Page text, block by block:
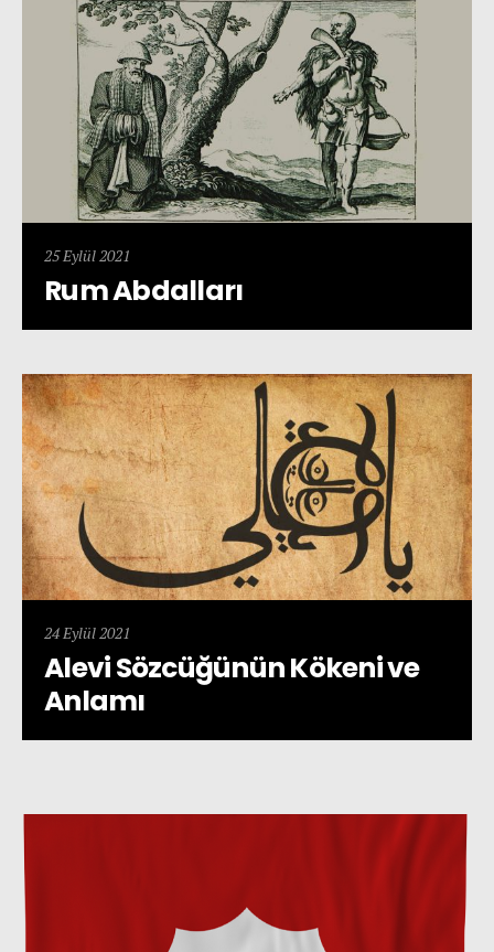
25 Eylül 2021
Rum Abdalları
24 Eylül 2021
Alevi Sözcüğünün Kökeni ve
Anlamı